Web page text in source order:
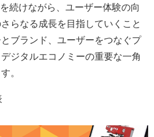
続けながら、ユーザー体験の向
らなる成長を目指していくこと
ブランド、ユーザーをつなぐプ
ジタルエコノミーの重要な一角
。